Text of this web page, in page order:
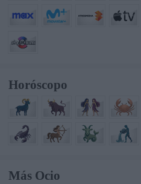
Horóscopo
Más Ocio